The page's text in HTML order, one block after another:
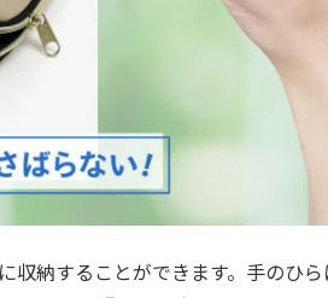
収納することができます。手のひ